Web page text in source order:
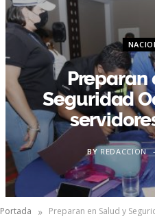
Preparan
Seguridad
BY REDACCION
Portada » Preparan en Salud y